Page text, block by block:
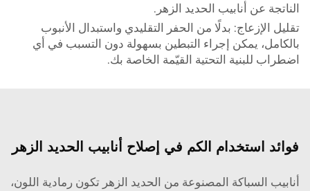
الناتجة عن أنابيب الحديد الزهر.
تقليل الإزعاج: بدلًا من الحفر التقليدي واستبدال الأنبوب
بالكامل، يمكن إجراء التبطين بسهولة دون التسبب في أي
اضطراب للبنية التحتية القيّمة الخاصة بك.
فوائد استخدام الكم في إصلاح أنابيب الحديد الزهر
أنابيب السباكة المصنوعة من الحديد الزهر تكون رمادية اللون،